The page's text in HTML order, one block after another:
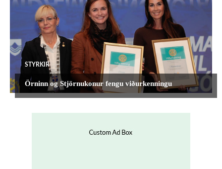
STYRKIR
Örninn og Stjörnukonur fengu viðurkenningu